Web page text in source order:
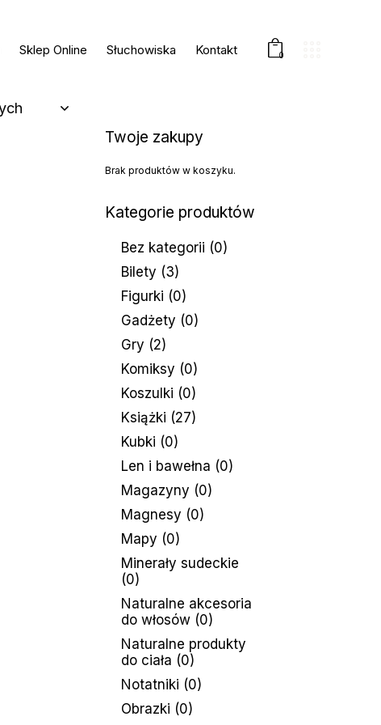
Sklep Online Słuchowiska Kontakt 0
Twoje zakupy
Brak produktów w koszyku.
Kategorie produktów
Bez kategorii (0)
Bilety (3)
Figurki (0)
Gadżety (0)
Gry (2)
Komiksy (0)
Koszulki (0)
Książki (27)
Kubki (0)
Len i bawełna (0)
Magazyny (0)
Magnesy (0)
Mapy (0)
Minerały sudeckie
(0)
Naturalne akcesoria
do włosów (0)
Naturalne produkty
do ciała (0)
Notatniki (0)
Obrazki (0)